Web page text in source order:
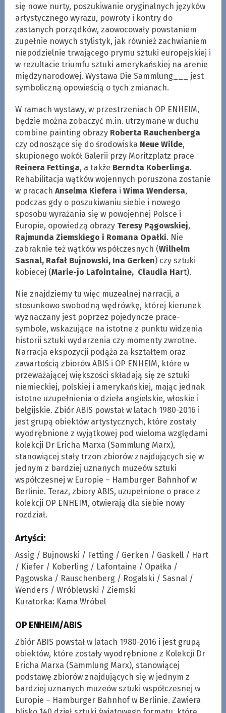
się nowe nurty, poszukiwanie oryginalnych języków
artystycznego wyrazu, powroty i kontry do
zastanych porządków, zaowocowały powstaniem
zupełnie nowych stylistyk, jak również zachwianiem
niepodzielnie trwającego prymu sztuki europejskiej i
w rezultacie triumfu sztuki amerykańskiej na arenie
międzynarodowej. Wystawa Die Sammlung___ jest
symboliczną opowieścią o tych zmianach.
W ramach wystawy, w przestrzeniach OP ENHEIM,
będzie można zobaczyć m.in. utrzymane w duchu
combine painting obrazy Roberta Rauchenberga
czy odnoszące się do środowiska Neue Wilde,
skupionego wokół Galerii przy Moritzplatz prace
Reinera Fettinga, a także Berndta Koberlinga.
Rehabilitacja wątków wojennych poruszona zostanie
w pracach Anselma Kiefera i Wima Wendersa,
podczas gdy o poszukiwaniu siebie i nowego
sposobu wyrażania się w powojennej Polsce i
Europie, opowiedzą obrazy Teresy Pągowskiej,
Rajmunda Ziemskiego i Romana Opałki. Nie
zabraknie też wątków współczesnych (Wilhelm
Sasnal, Rafał Bujnowski, Ina Gerken) czy sztuki
kobiecej (Marie-jo Lafointaine, Claudia Hart).
Nie znajdziemy tu więc muzealnej narracji, a
stosunkowo swobodną wędrówkę, której kierunek
wyznaczany jest poprzez pojedyncze prace-
symbole, wskazujące na istotne z punktu widzenia
historii sztuki wydarzenia czy momenty zwrotne.
Narracja ekspozycji podąża za kształtem oraz
zawartością zbiorów ABIS i OP ENHEIM, które w
przeważającej większości składają się ze sztuki
niemieckiej, polskiej i amerykańskiej, mając jednak
istotne uzupełnienia o dzieła angielskie, włoskie i
belgijskie. Zbiór ABIS powstał w latach 1980-2016 i
jest grupą obiektów artystycznych, które zostały
wyodrębnione z wyjątkowej pod wieloma względami
kolekcji Dr Ericha Marxa (Sammlung Marx),
stanowiącej stały trzon zbiorów znajdujących się w
jednym z bardziej uznanych muzeów sztuki
współczesnej w Europie – Hamburger Bahnhof w
Berlinie. Teraz, zbiory ABIS, uzupełnione o prace z
kolekcji OP ENHEIM, otwierają dla siebie nowy
rozdział.
Artyści:
Assig / Bujnowski / Fetting / Gerken / Gaskell / Hart
/ Kiefer / Koberling / Lafontaine / Opałka /
Pągowska / Rauschenberg / Rogalski / Sasnal /
Wenders / Wróblewski / Ziemski
Kuratorka: Kama Wróbel
OP ENHEIM/ABIS
Zbiór ABIS powstał w latach 1980-2016 i jest grupą
obiektów, które zostały wyodrębnione z Kolekcji Dr
Ericha Marxa (Sammlung Marx), stanowiącej
podstawę zbiorów znajdujących się w jednym z
bardziej uznanych muzeów sztuki współczesnej w
Europie – Hamburger Bahnhof w Berlinie. Zawiera